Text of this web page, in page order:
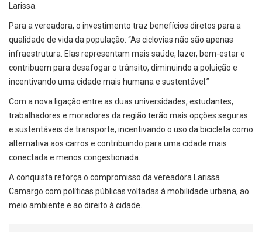
Larissa.
Para a vereadora, o investimento traz benefícios diretos para a
qualidade de vida da população: “As ciclovias não são apenas
infraestrutura. Elas representam mais saúde, lazer, bem-estar e
contribuem para desafogar o trânsito, diminuindo a poluição e
incentivando uma cidade mais humana e sustentável.”
Com a nova ligação entre as duas universidades, estudantes,
trabalhadores e moradores da região terão mais opções seguras
e sustentáveis de transporte, incentivando o uso da bicicleta como
alternativa aos carros e contribuindo para uma cidade mais
conectada e menos congestionada.
A conquista reforça o compromisso da vereadora Larissa
Camargo com políticas públicas voltadas à mobilidade urbana, ao
meio ambiente e ao direito à cidade.